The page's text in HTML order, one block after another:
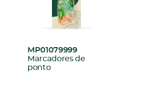
MP01079999
:Marcadores de
ponto